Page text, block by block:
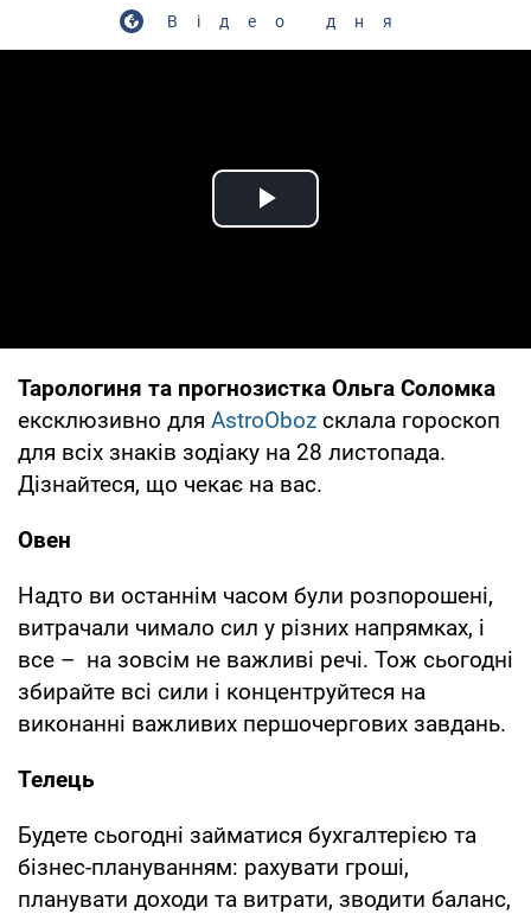
Відео дня
Play Video
Тарологиня та прогнозистка Ольга Соломка
ексклюзивно для AstroOboz склала гороскоп
для всіх знаків зодіаку на 28 листопада.
Дізнайтеся, що чекає на вас.
Овен
Надто ви останнім часом були розпорошені,
витрачали чимало сил у різних напрямках, і
все – на зовсім не важливі речі. Тож сьогодні
збирайте всі сили і концентруйтеся на
виконанні важливих першочергових завдань.
Телець
Будете сьогодні займатися бухгалтерією та
бізнес-плануванням: рахувати гроші,
планувати доходи та витрати, зводити баланс,